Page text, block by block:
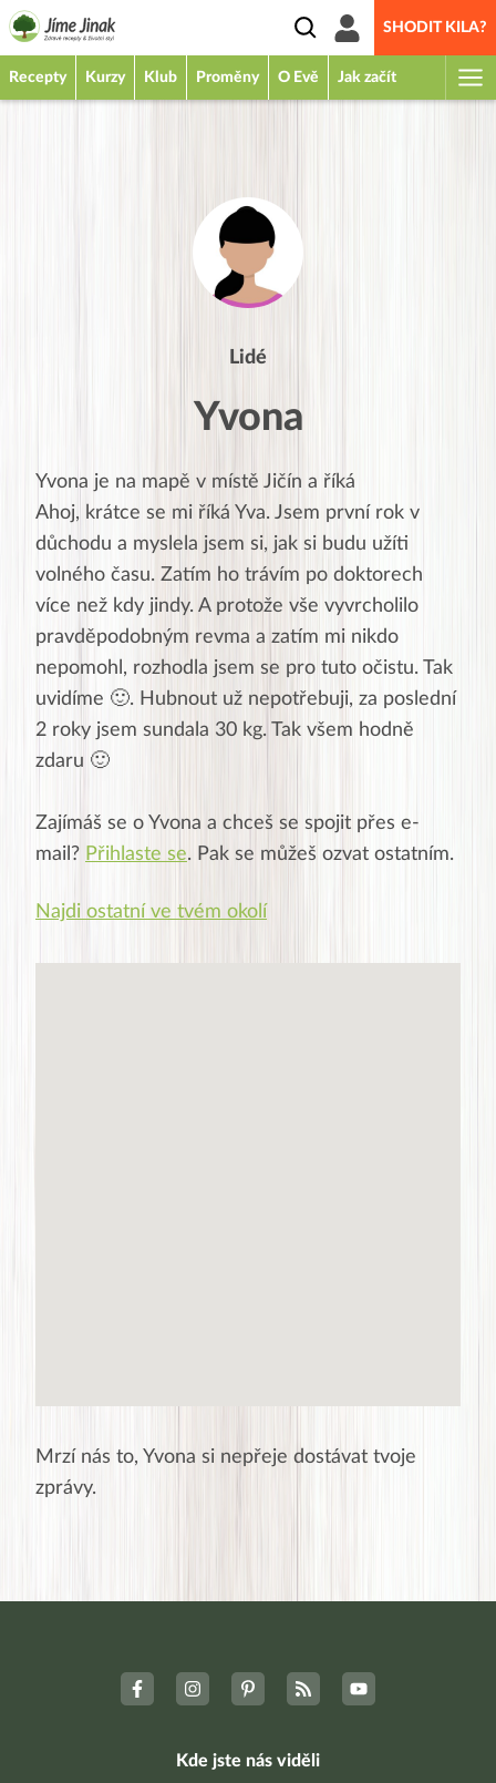
SHODIT KILA?
Recepty Kurzy Klub Proměny O Evě Jak začít
Lidé
Yvona
Yvona je na mapě v místě Jičín a říká
Ahoj, krátce se mi říká Yva. Jsem první rok v
důchodu a myslela jsem si, jak si budu užíti
volného času. Zatím ho trávím po doktorech
více než kdy jindy. A protože vše vyvrcholilo
pravděpodobným revma a zatím mi nikdo
nepomohl, rozhodla jsem se pro tuto očistu. Tak
uvidíme 🙂. Hubnout už nepotřebuji, za poslední
2 roky jsem sundala 30 kg. Tak všem hodně
zdaru 🙂
Zajímáš se o Yvona a chceš se spojit přes e-
mail? Přihlaste se. Pak se můžeš ozvat ostatním.
Najdi ostatní ve tvém okolí
Mrzí nás to, Yvona si nepřeje dostávat tvoje
zprávy.
Kde jste nás viděli